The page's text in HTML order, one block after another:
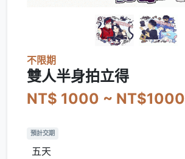
不限期
雙人半身拍立得
NT$ 1000 ~ NT$1000
預計交期
五天